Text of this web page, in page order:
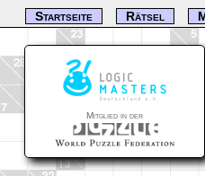
Startseite Rätsel
Mitglied in der